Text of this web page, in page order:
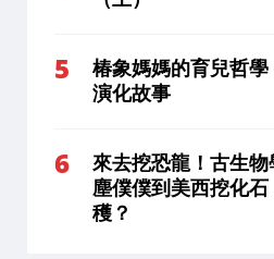
椿象媽媽的育兒哲
演化故事
來去挖恐龍！古生
塵僕僕到美西挖化
穫？